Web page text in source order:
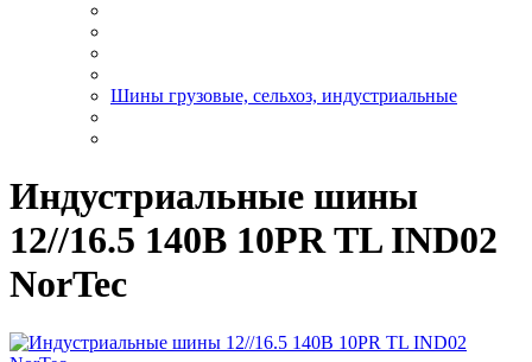
Шины грузовые, сельхоз, индустриальные
Индустриальные шины
12//16.5 140B 10PR TL IND02
NorTec